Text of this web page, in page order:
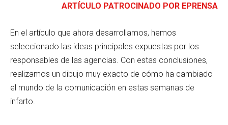
ARTÍCULO PATROCINADO POR EPRENSA
En el artículo que ahora desarrollamos, hemos
seleccionado las ideas principales expuestas por los
responsables de las agencias. Con estas conclusiones,
realizamos un dibujo muy exacto de cómo ha cambiado
el mundo de la comunicación en estas semanas de
infarto.